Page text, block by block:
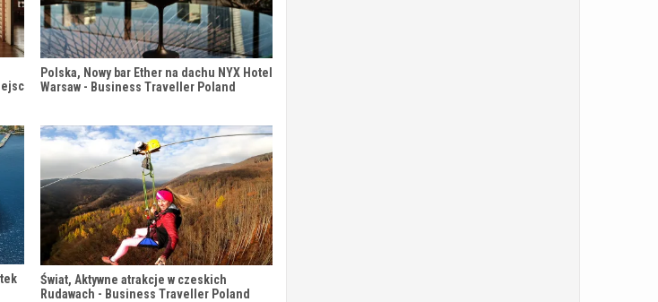
Polska, Nowy bar Ether na dachu NYX Hotel
Warsaw - Business Traveller Poland
Świat, Aktywne atrakcje w czeskich
Rudawach - Business Traveller Poland